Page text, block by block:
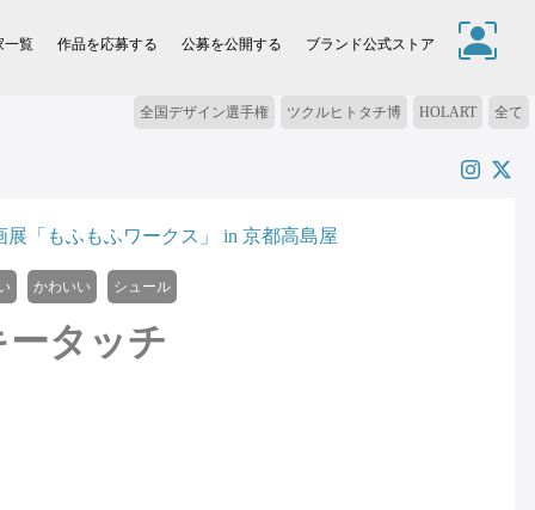
一覧 作品を応募する 公募を公開する ブランド公式ストア
全国デザイン選手権 ツクルヒトタチ博 HOLART 全て
「もふもふワークス」 in 京都高島屋
かわいい シュール
タッチ